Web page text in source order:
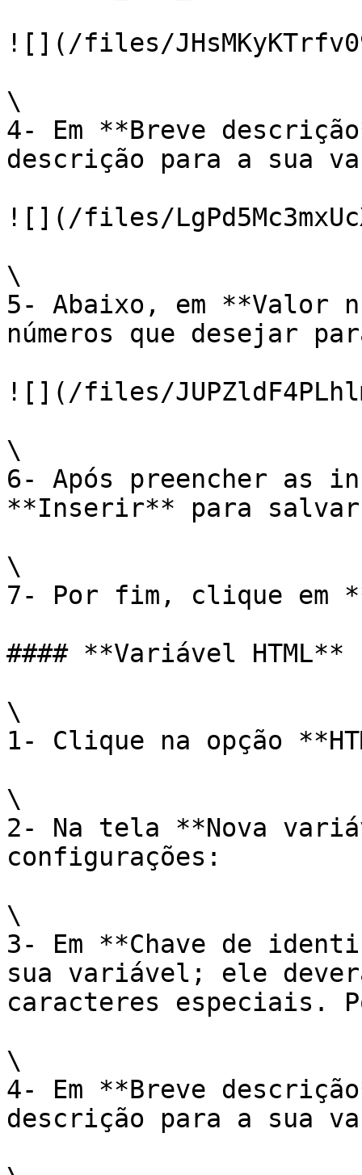
![](/files/
\
4- Em **Breve
descrição para a sua
![](/files/
\
5- Abaixo, em **Valor
números que desejar
![](/files/
\
6- Após preencher as
**Inserir** para
\
7- Por fim, clique em
#### **Variável HTML**
\
1- Clique na opção
\
2- Na tela **Nova
configurações:
\
3- Em **Chave de
sua variável; ele
caracteres especiais.
\
4- Em **Breve
descrição para a sua